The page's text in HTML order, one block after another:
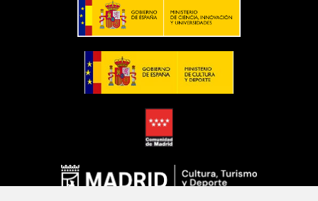
de Heitor Villa-Lobos y de Joaquín Turina, parte de la
obra de Graciano Tarragó y un gran aparte de su propia
Canciones populares catalanas
(13) y de las de Narcís Bonet (12) para el sello Boileau-
En noviembre del 2020 fue nombrado Académico de la
Real Academia Catalana de Bellas Artes de Sant Jordi.